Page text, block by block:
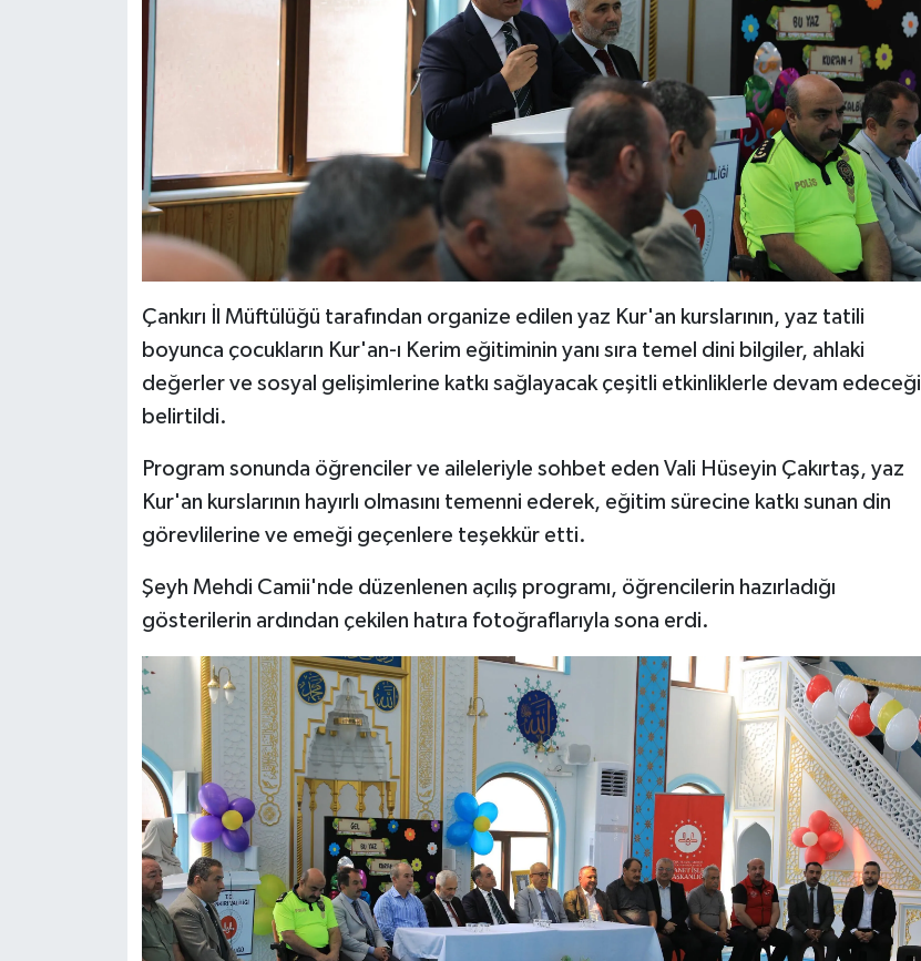
Çankırı İl Müftülüğü tarafından organize edilen yaz Kur'an kurslarının, yaz tatili
boyunca çocukların Kur'an-ı Kerim eğitiminin yanı sıra temel dini bilgiler, ahlaki
değerler ve sosyal gelişimlerine katkı sağlayacak çeşitli etkinliklerle devam edeceği
belirtildi.
Program sonunda öğrenciler ve aileleriyle sohbet eden Vali Hüseyin Çakırtaş, yaz
Kur'an kurslarının hayırlı olmasını temenni ederek, eğitim sürecine katkı sunan din
görevlilerine ve emeği geçenlere teşekkür etti.
Şeyh Mehdi Camii'nde düzenlenen açılış programı, öğrencilerin hazırladığı
gösterilerin ardından çekilen hatıra fotoğraflarıyla sona erdi.